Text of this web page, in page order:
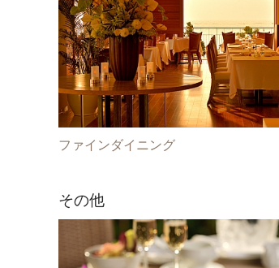
ファインダイニング
その他